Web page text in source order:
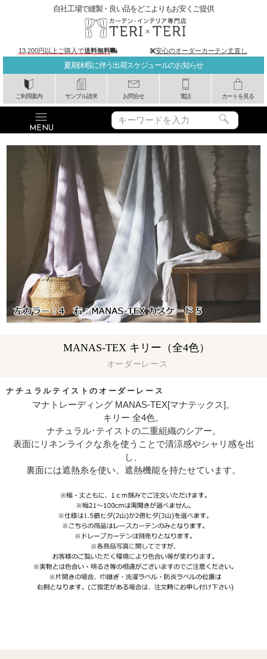
夏期休暇に伴う出荷スケジュールのお知らせ
ご利用案内 サンプル請求 お問合せ 電話 カートを見る
自社工場で縫製・良い品をどこよりもお安くご提供
13,200円以上ご購入で送料無料 安心のオーダーカーテン丈直し
ナチュラルテイストのオーダーレース
オーダーレース
MANAS-TEX キリー（全4色）
マナトレーディング MANAS-TEX[マナテックス]。
キリー 全4色。
ナチュラル･テイストの二重組織のシアー。
表面にリネンライクな糸を使うことで清涼感やシャリ感を出
し、
裏面には遮熱糸を使い、遮熱機能を持たせています。